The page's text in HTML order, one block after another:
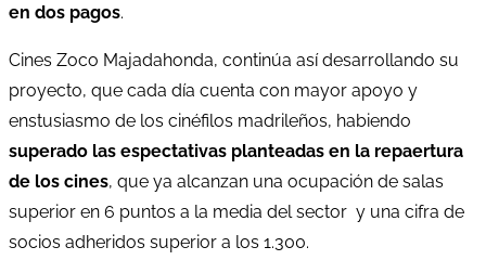
en dos pagos.
Cines Zoco Majadahonda, continúa así desarrollando su
proyecto, que cada día cuenta con mayor apoyo y
enstusiasmo de los cinéfilos madrileños, habiendo
superado las espectativas planteadas en la repaertura
de los cines, que ya alcanzan una ocupación de salas
superior en 6 puntos a la media del sector y una cifra de
socios adheridos superior a los 1.300.